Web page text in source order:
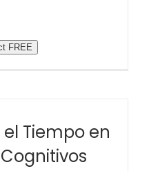
FREE
Tiempo en